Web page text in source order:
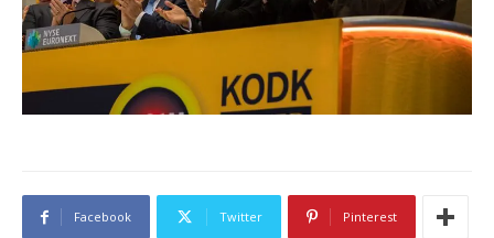
Facebook Twitter Pinterest